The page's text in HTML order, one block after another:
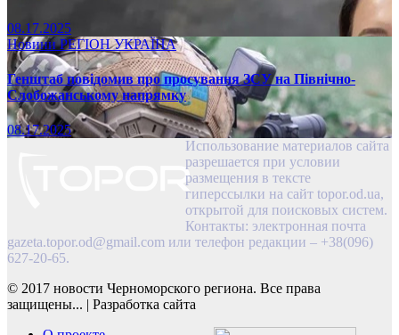
08.17.2025
НовиниРЕГІОНУКРАЇНА
Генштаб повідомив про просування ЗСУ на Північно-
Слобожанському напрямку
08.17.2025
Использование материалов сайта
разрешается при условии
размещения в тексте
гиперссылки на сайт topor.od.ua,
открытой для поисковых систем.
Контакты: электронная почта
gazeta.topor.od@gmail.com или телефон редакции – +38(096)
627-20-65.
© 2017 новости Черноморского региона. Все права
защищены... | Разработка сайта